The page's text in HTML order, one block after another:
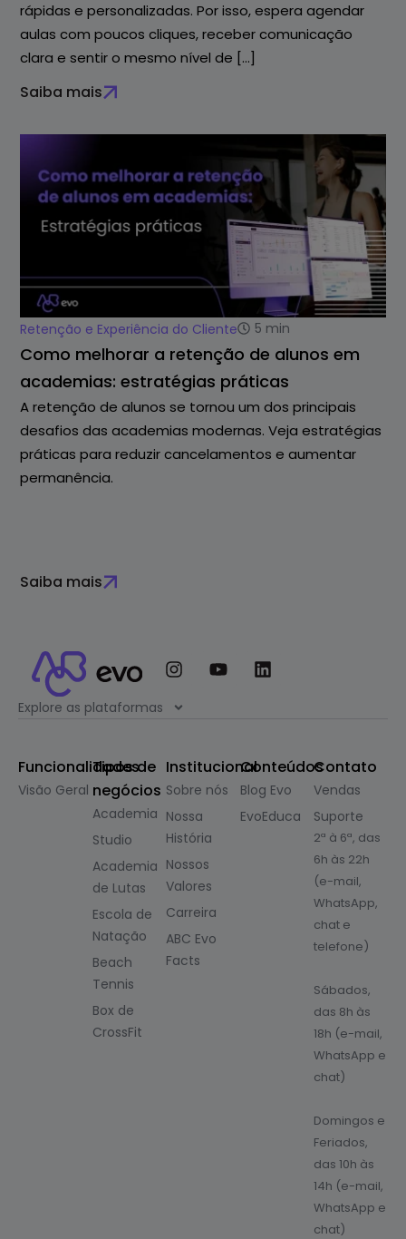
rápidas e personalizadas. Por isso, espera agendar
aulas com poucos cliques, receber comunicação
clara e sentir o mesmo nível de […]
Saiba mais
Retenção e Experiência do Cliente 5 min
Como melhorar a retenção de alunos em
academias: estratégias práticas
A retenção de alunos se tornou um dos principais
desafios das academias modernas. Veja estratégias
práticas para reduzir cancelamentos e aumentar
permanência.
Saiba mais
Explore as plataformas
Funcionalidades
Visão Geral
Tipos de
negócios
Academia
Studio
Academia
de Lutas
Escola de
Natação
Beach
Tennis
Box de
CrossFit
Institucional
Sobre nós
Nossa
História
Nossos
Valores
Carreira
ABC Evo
Facts
Conteúdos
Blog Evo
EvoEduca
Contato
Vendas
Suporte
2ª à 6ª, das
6h às 22h
(e-mail,
WhatsApp,
chat e
telefone)
Sábados,
das 8h às
18h (e-mail,
WhatsApp e
chat)
Domingos e
Feriados,
das 10h às
14h (e-mail,
WhatsApp e
chat)